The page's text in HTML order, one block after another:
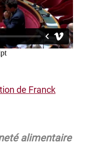
de Franck
alimentaire